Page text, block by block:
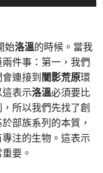
始洛溫的時候。當我
件事：第一，我們
連接到闇影荒原環
表示洛溫必須要比
所以我們先找了創
部族系列的本質，
注的生物。這表示
要。